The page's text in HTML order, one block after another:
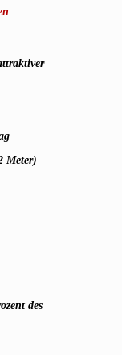
Meter)
des